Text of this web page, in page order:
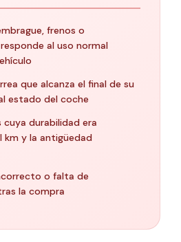
frenos o
al uso normal
que alcanza el final de su
estado del coche
cuya durabilidad era
km y la antigüedad
o falta de
la compra